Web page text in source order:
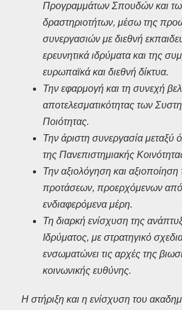
Προγραμμάτων Σπουδών και
δραστηριοτήτων, μέσω της
συνεργασιών με διεθνή
ερευνητικά ιδρύματα και της
ευρωπαϊκά και διεθνή δίκτυα.
Την εφαρμογή και τη συνεχή
αποτελεσματικότητας των
Ποιότητας.
Την άριστη συνεργασία μεταξύ
της Πανεπιστημιακής
Την αξιολόγηση και
προτάσεων, προερχόμενων
ενδιαφερόμενα μέρη.
Τη διαρκή ενίσχυση της
Ιδρύματος, με στρατηγικό
ενσωματώνει τις αρχές της
κοινωνικής ευθύνης.
Η στήριξη και η ενίσχυση του